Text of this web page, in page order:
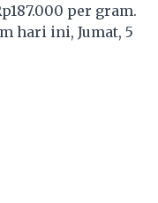
per gram.
hari ini, Jumat, 5